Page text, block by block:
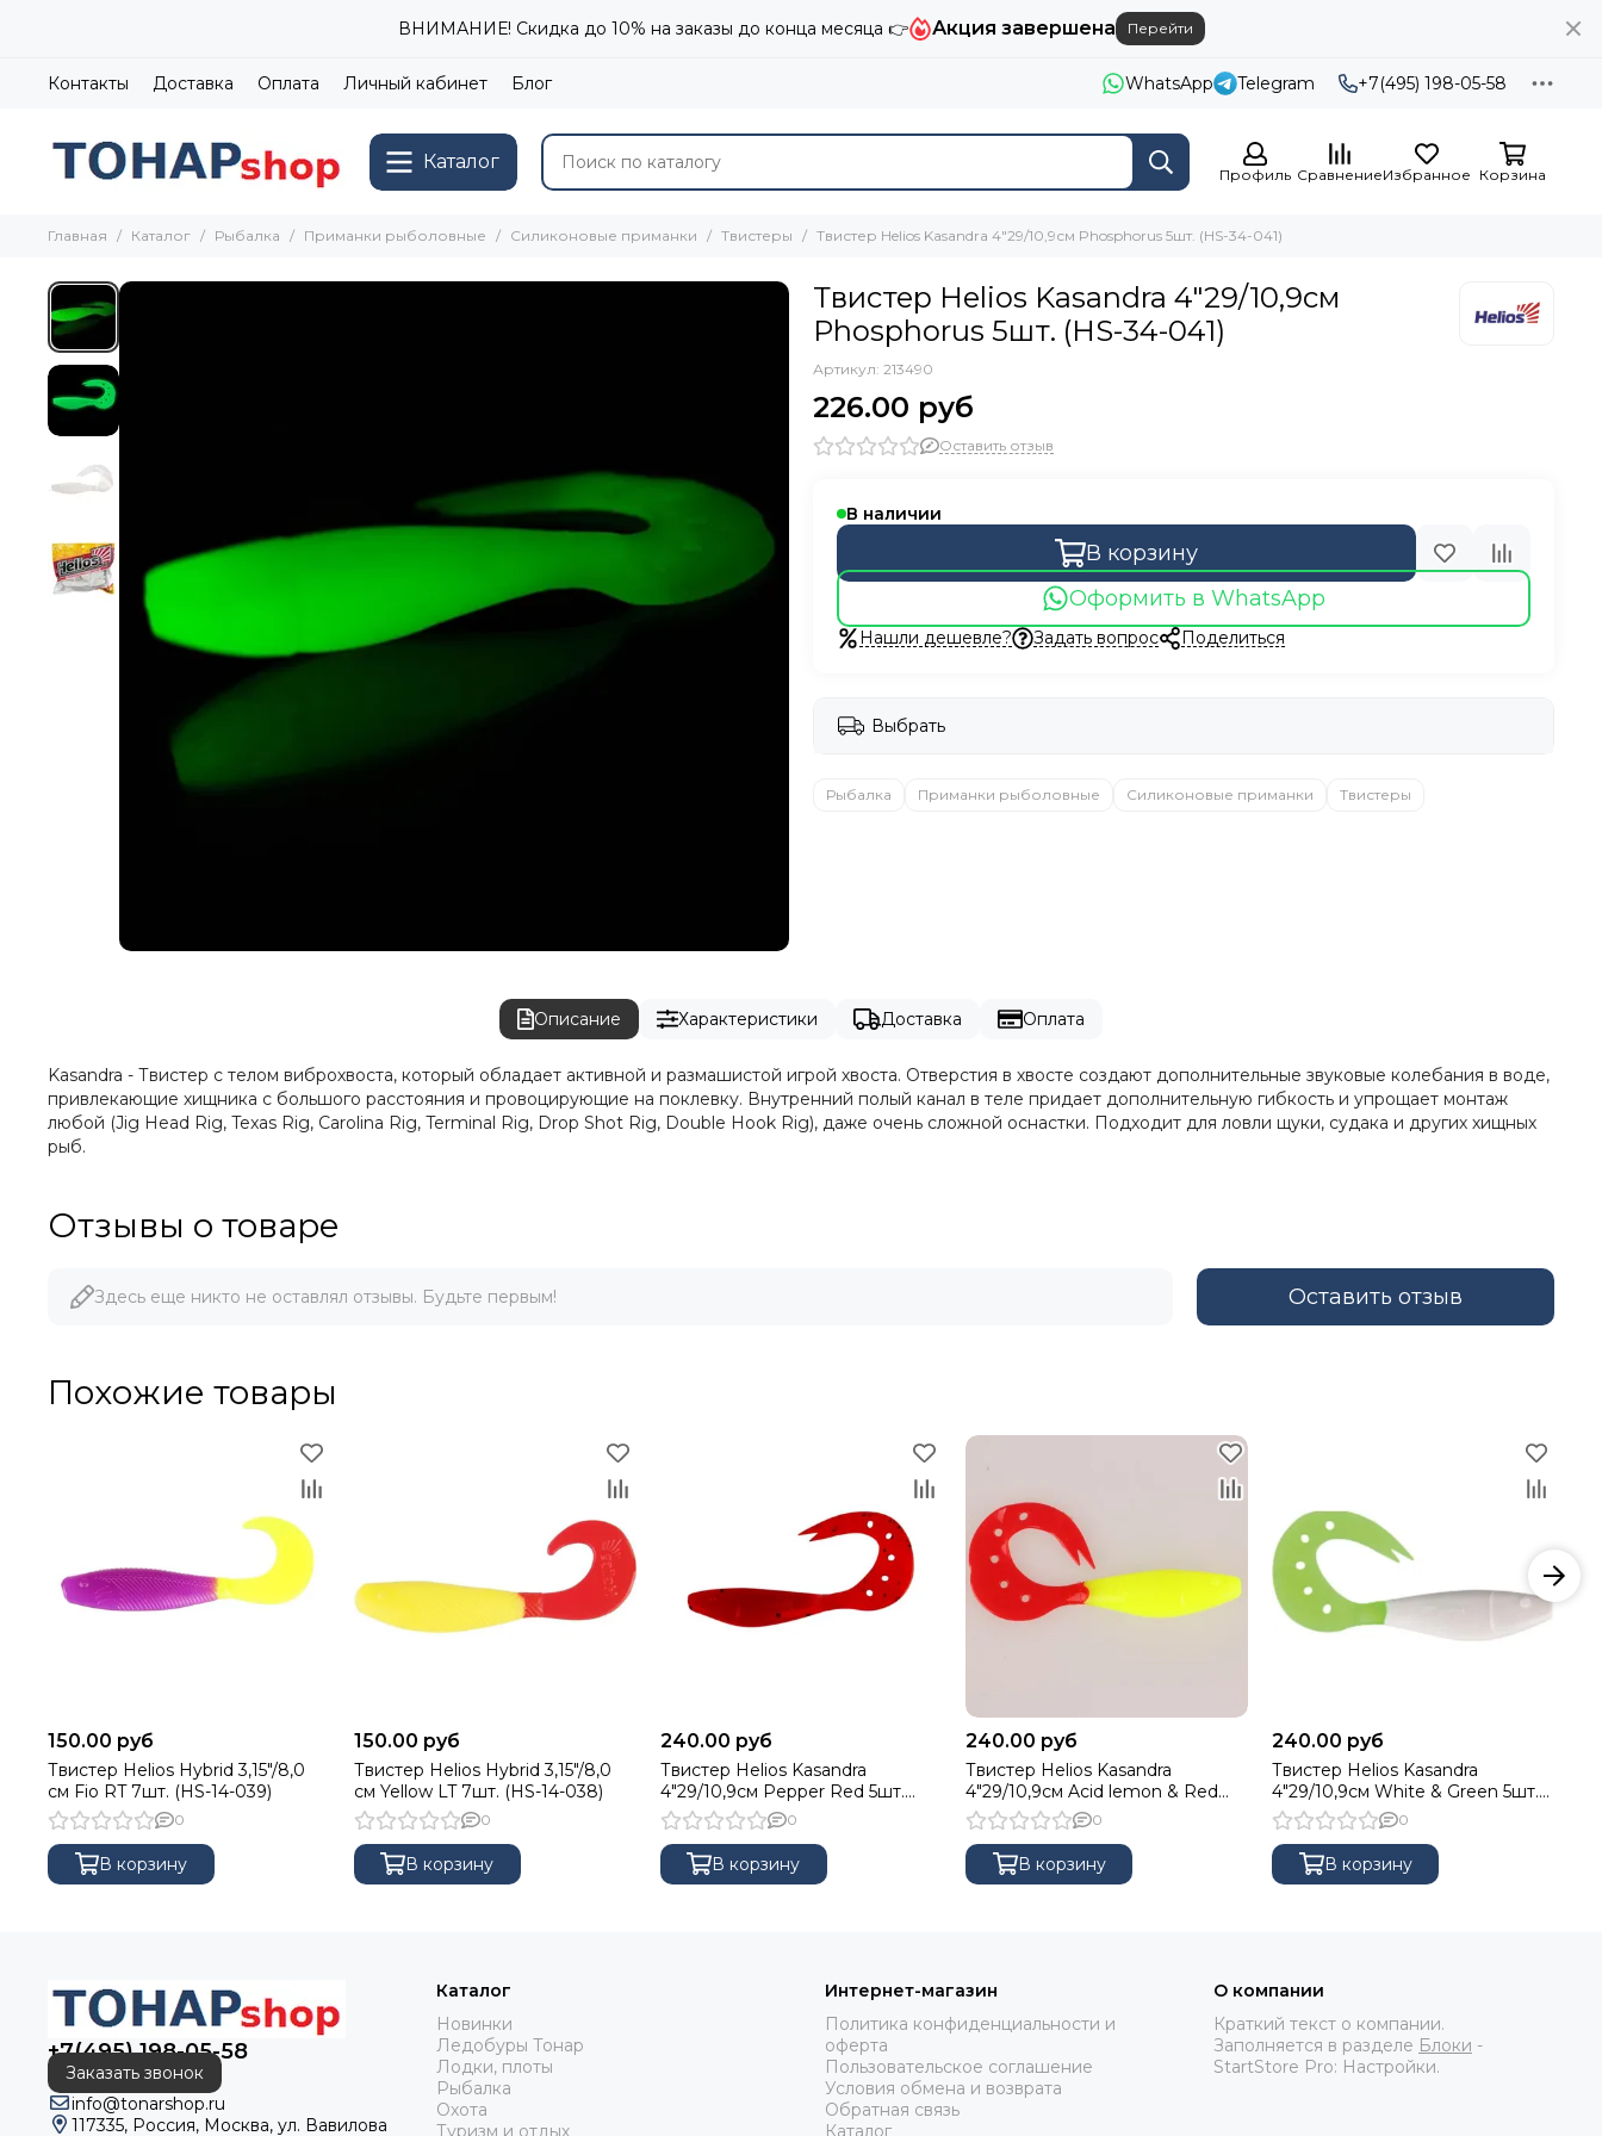
ВНИМАНИЕ! Скидка до 10% на заказы до конца месяца 👉 Акция завершена Перейти
Контакты Доставка Оплата Личный кабинет Блог WhatsApp Telegram +7(495) 198-05-58
Каталог
Профиль СравнениеИзбранное Корзина
Главная Каталог Рыбалка Приманки рыболовные Силиконовые приманки Твистеры Твистер Helios Kasandra 4"29/10,9см Phosphorus 5шт. (HS-34-041)
Твистер Helios Kasandra 4"29/10,9см
Phosphorus 5шт. (HS-34-041)
Артикул: 213490
226.00 руб
Оставить отзыв
В наличии
В корзину
Оформить в WhatsApp
Нашли дешевле? Задать вопрос Поделиться
Выбрать
Рыбалка Приманки рыболовные Силиконовые приманки Твистеры
Описание Характеристики Доставка Оплата
Kasandra - Твистер с телом виброхвоста, который обладает активной и размашистой игрой хвоста. Отверстия в хвосте создают дополнительные звуковые колебания в воде,
привлекающие хищника с большого расстояния и провоцирующие на поклевку. Внутренний полый канал в теле придает дополнительную гибкость и упрощает монтаж
любой (Jig Head Rig, Texas Rig, Carolina Rig, Terminal Rig, Drop Shot Rig, Double Hook Rig), даже очень сложной оснастки. Подходит для ловли щуки, судака и других хищных
рыб.
Отзывы о товаре
Здесь еще никто не оставлял отзывы. Будьте первым! Оставить отзыв
Похожие товары
150.00 руб
Твистер Helios Hybrid 3,15"/8,0
см Fio RT 7шт. (HS-14-039)
0
В корзину
150.00 руб
Твистер Helios Hybrid 3,15"/8,0
см Yellow LT 7шт. (HS-14-038)
0
В корзину
240.00 руб
Твистер Helios Kasandra
4"29/10,9см Pepper Red 5шт.
(HS-34-030)
0
В корзину
240.00 руб
Твистер Helios Kasandra
4"29/10,9см Acid lemon & Red
5шт. (HS-34-029)
0
В корзину
240.00 руб
Твистер Helios Kasandra
4"29/10,9см White & Green 5шт.
(HS-34-016)
0
В корзину
+7(495) 198-05-58
Заказать звонок
info@tonarshop.ru
117335, Россия, Москва, ул. Вавилова
Каталог
Новинки
Ледобуры Тонар
Лодки, плоты
Рыбалка
Охота
Туризм и отдых
Интернет-магазин
Политика конфиденциальности и
оферта
Пользовательское соглашение
Условия обмена и возврата
Обратная связь
Каталог
О компании
Краткий текст о компании.
Заполняется в разделе Блоки -
StartStore Pro: Настройки.